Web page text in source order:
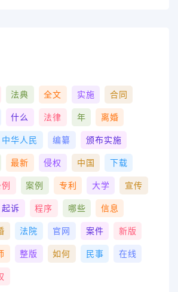
法典 全文 实施 合同
什么 法律 年 离婚
中华人民 编纂 颁布实施
最新 侵权 中国 下载
案例 专利 大学 宣传
起诉 程序 哪些 信息
法院 官网 案件 新版
整版 如何 民事 在线